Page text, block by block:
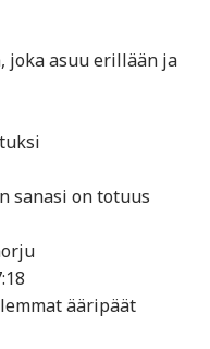
joka asuu erillään ja
sanasi on totuus
ääripäät